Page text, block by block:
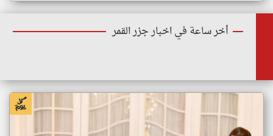
أخر ساعة في اخبار جزر القمر